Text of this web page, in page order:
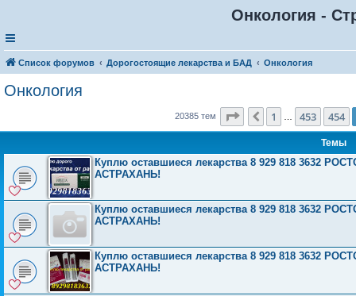
Онкология -
Список форумов Дорогостоящие лекарства и БАД Онкология
Онкология
20385 тем Страница 455из 816
Пред.
1 453 454
Темы
Куплю оставшиеся лекарства 8 929 818 3632
АСТРАХАНЬ!
Куплю оставшиеся лекарства 8 929 818 3632
АСТРАХАНЬ!
Куплю оставшиеся лекарства 8 929 818 3632
АСТРАХАНЬ!